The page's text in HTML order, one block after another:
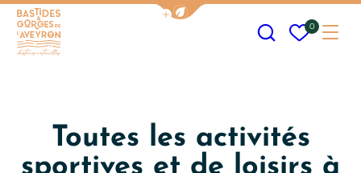
Afficher la barre de navigation
Mes
0
Toutes les activités